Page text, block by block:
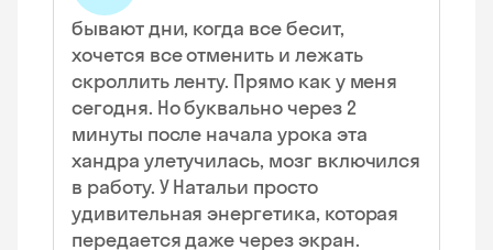
бывают дни, когда все бесит,
хочется все отменить и лежать
скроллить ленту. Прямо как у меня
сегодня. Но буквально через 2
минуты после начала урока эта
хандра улетучилась, мозг включился
в работу. У Натальи просто
удивительная энергетика, которая
передается даже через экран.